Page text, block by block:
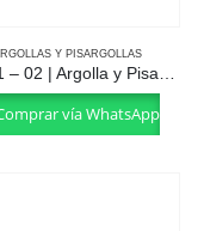
Y PISARGOLLAS
vía WhatsApp